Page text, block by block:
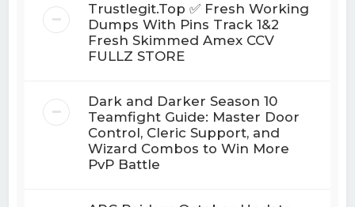
Trustlegit.Top ✅ Fresh Working
Dumps With Pins Track 1&2
Fresh Skimmed Amex CCV
FULLZ STORE
Dark and Darker Season 10
Teamfight Guide: Master Door
Control, Cleric Support, and
Wizard Combos to Win More
PvP Battle